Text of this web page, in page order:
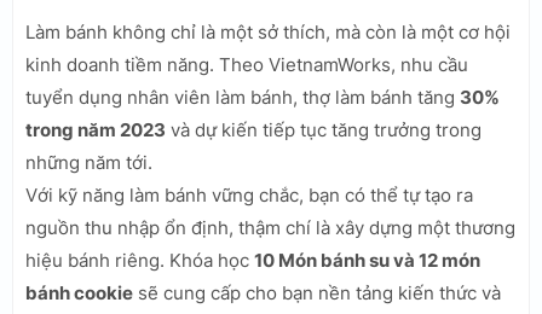
Làm bánh không chỉ là một sở thích, mà còn là một cơ hội
kinh doanh tiềm năng. Theo VietnamWorks, nhu cầu
tuyển dụng nhân viên làm bánh, thợ làm bánh tăng 30%
trong năm 2023 và dự kiến tiếp tục tăng trưởng trong
những năm tới.
Với kỹ năng làm bánh vững chắc, bạn có thể tự tạo ra
nguồn thu nhập ổn định, thậm chí là xây dựng một thương
hiệu bánh riêng. Khóa học 10 Món bánh su và 12 món
bánh cookie sẽ cung cấp cho bạn nền tảng kiến thức và